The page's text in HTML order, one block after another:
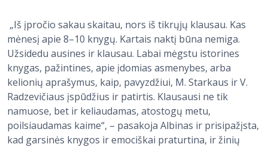
„Iš įpročio sakau skaitau, nors iš tikrųjų klausau. Kas
mėnesį apie 8–10 knygų. Kartais naktį būna nemiga.
Užsidedu ausines ir klausau. Labai mėgstu istorines
knygas, pažintines, apie įdomias asmenybes, arba
kelionių aprašymus, kaip, pavyzdžiui, M. Starkaus ir V.
Radzevičiaus įspūdžius ir patirtis. Klausausi ne tik
namuose, bet ir keliaudamas, atostogų metu,
poilsiaudamas kaime“, – pasakoja Albinas ir prisipažįsta,
kad garsinės knygos ir emociškai praturtina, ir žinių